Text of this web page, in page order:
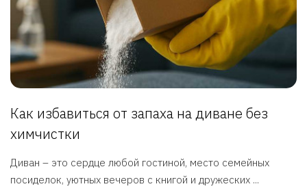
Как избавиться от запаха на диване без
химчистки
Диван – это сердце любой гостиной, место семейных
посиделок, уютных вечеров с книгой и дружеских ...